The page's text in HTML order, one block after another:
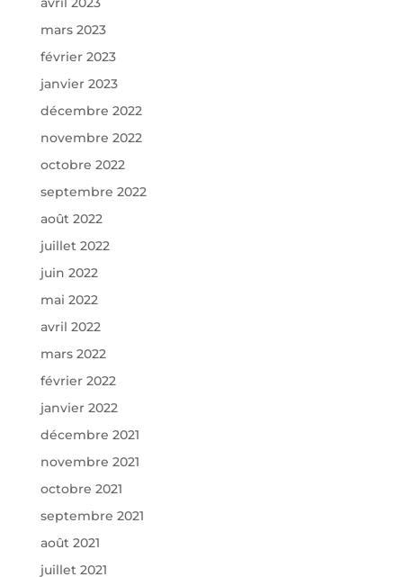
mars 2023
février 2023
janvier 2023
décembre 2022
novembre 2022
octobre 2022
septembre 2022
août 2022
juillet 2022
juin 2022
mai 2022
avril 2022
mars 2022
février 2022
janvier 2022
décembre 2021
novembre 2021
octobre 2021
septembre 2021
août 2021
juillet 2021